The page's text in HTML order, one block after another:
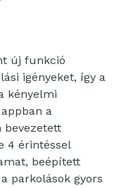
új funkció
igényeket, így a
kényelmi
a
bevezetett
4 érintéssel
beépített
parkolások gyors